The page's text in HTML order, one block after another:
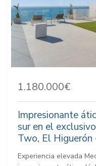
1.180.000€
Impresionante
sur en el
Two, El Higuerón
Experiencia elevada